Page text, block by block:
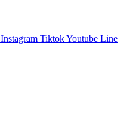
Instagram TiktokYoutube Line